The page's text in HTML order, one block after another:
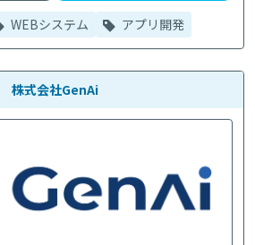
WEBシステム アプリ開発
株式会社GenAi